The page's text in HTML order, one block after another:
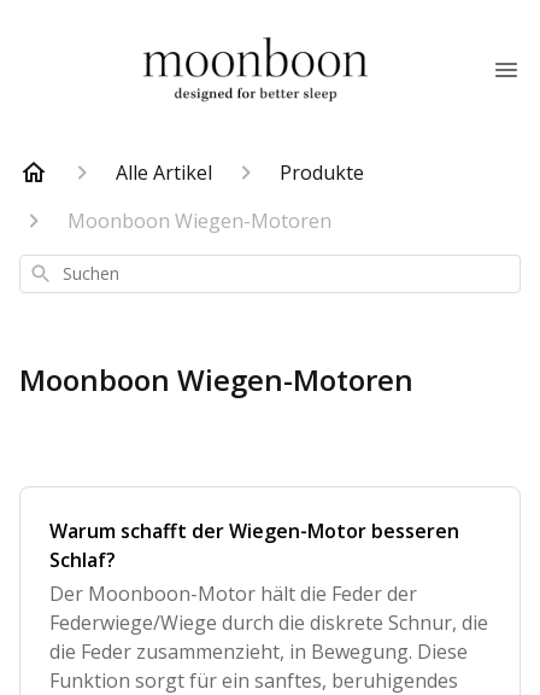
Alle Artikel
Produkte
Moonboon Wiegen-Motoren
Suchen
Moonboon Wiegen-Motoren
Warum schafft der Wiegen-Motor besseren
Schlaf?
Der Moonboon-Motor hält die Feder der
Federwiege/Wiege durch die diskrete Schnur, die
die Feder zusammenzieht, in Bewegung. Diese
Funktion sorgt für ein sanftes, beruhigendes